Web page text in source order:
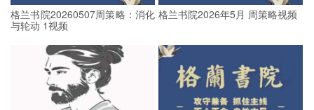
格兰书院20260507周策略：消化
与轮动 1视频
格兰书院2026年5月 周策略视频